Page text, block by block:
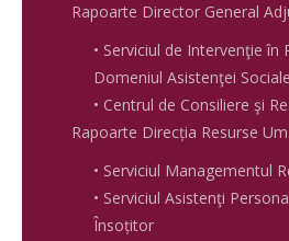
Rapoarte Director General
• Serviciul de Intervenţie în
Domeniul Asistenţei Sociale
• Centrul de Consiliere şi
Rapoarte Direcția Resurse
• Serviciul Managementul
• Serviciul Asistenţi
Însoțitor